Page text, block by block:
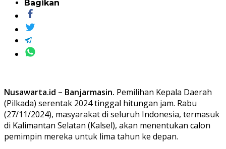
Bagikan
Nusawarta.id – Banjarmasin. Pemilihan Kepala Daerah
(Pilkada) serentak 2024 tinggal hitungan jam. Rabu
(27/11/2024), masyarakat di seluruh Indonesia, termasuk
di Kalimantan Selatan (Kalsel), akan menentukan calon
pemimpin mereka untuk lima tahun ke depan.